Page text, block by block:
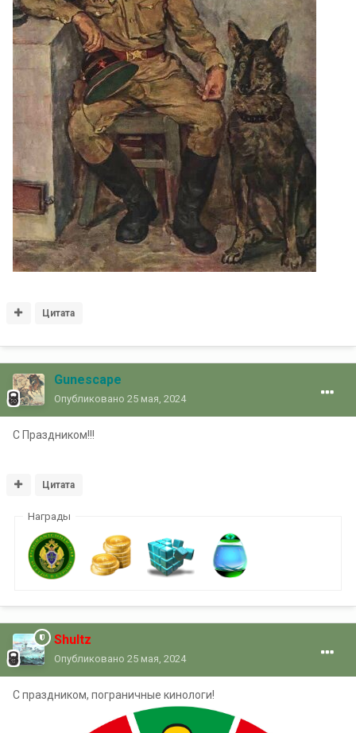
Цитата
Gunescape
Опубликовано 25 мая, 2024
С Праздником!!!
Цитата
Награды
Shultz
Опубликовано 25 мая, 2024
С праздником, пограничные кинологи!